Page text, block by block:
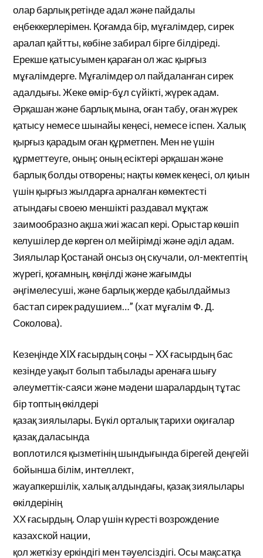
олар барлық ретінде адал және пайдалы
еңбеккерлерімен. Қоғамда бір, мұғалімдер, сирек
аралап қайтты, көбіне забирал бірге білдіреді.
Ерекше қатысуымен қараған ол жас қырғыз
мұғалімдерге. Мұғалімдер ол пайдаланған сирек
адалдығы. Жеке өмір-бұл сүйікті, жүрек адам.
Әрқашан және барлық мына, оған табу, оған жүрек
қатысу немесе шынайы кеңесі, немесе іспен. Халық
қырғыз қарадым оған құрметпен. Мен не үшін
құрметтеуге, оның: оның есіктері әрқашан және
барлық болды отворены; нақты көмек кеңесі, ол қиын
үшін қырғыз жылдарға арналған көмектесті
атындағы своею меншікті раздавал мұқтаж
заимообразно ақша жиі жасап кері. Орыстар көшіп
келушілер де көрген ол мейірімді және әділ адам.
Зиялылар Қостанай онсыз оң скучали, ол-мектептің
жүрегі, қоғамның, көңілді және жағымды
әңгімелесуші, және барлық жерде қабылдаймыз
бастап сирек радушием…” (хат мұғалім Ф. Д.
Соколова).
Кезеңінде XIX ғасырдың соңы – XX ғасырдың бас
кезінде уақыт болып табылады аренаға шығу
әлеуметтік-саяси және мәдени шаралардың тұтас
бір топтың өкілдері
қазақ зиялылары. Бүкіл орталық тарихи оқиғалар
қазақ даласында
воплотился қызметінің шындығында бірегей деңгейі
бойынша білім, интеллект,
жауапкершілік, халық алдындағы, қазақ зиялылары
өкілдерінің
ХХ ғасырдың. Олар үшін күресті возрождение
казахской нации,
қол жеткізу еркіндігі мен тәуелсіздігі. Осы мақсатқа